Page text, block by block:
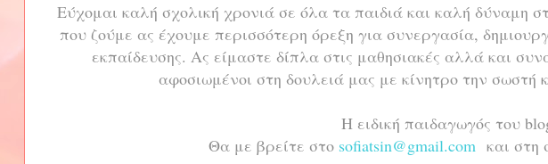
Εύχομαι καλή σχολική χρονιά σε όλα τα παιδιά και καλή δύναμη
που ζούμε ας έχουμε περισσότερη όρεξη για συνεργασία,
εκπαίδευσης. Ας είμαστε δίπλα στις μαθησιακές αλλά και
αφοσιωμένοι στη δουλειά μας με κίνητρο την σωστή
Η ειδική παιδαγωγός του
Θα με βρείτε στο sofiatsin@gmail.com και στη